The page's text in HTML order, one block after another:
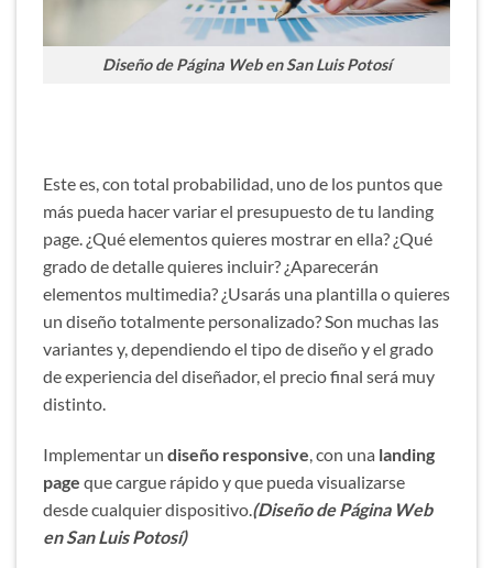
Diseño de Página Web en San Luis Potosí
Este es, con total probabilidad, uno de los puntos que
más pueda hacer variar el presupuesto de tu landing
page. ¿Qué elementos quieres mostrar en ella? ¿Qué
grado de detalle quieres incluir? ¿Aparecerán
elementos multimedia? ¿Usarás una plantilla o quieres
un diseño totalmente personalizado? Son muchas las
variantes y, dependiendo el tipo de diseño y el grado
de experiencia del diseñador, el precio final será muy
distinto.
Implementar un diseño responsive , con una landing
page que cargue rápido y que pueda visualizarse
desde cualquier dispositivo. (Diseño de Página Web
en San Luis Potosí)